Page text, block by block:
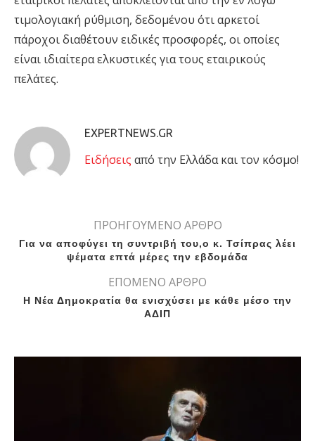
τιμολογιακή ρύθμιση, δεδομένου ότι αρκετοί
πάροχοι διαθέτουν ειδικές προσφορές, οι οποίες
είναι ιδιαίτερα ελκυστικές για τους εταιρικούς
πελάτες.
EXPERTNEWS.GR
Eιδήσεις από την Ελλάδα και τον κόσμο!
ΠΡΟΗΓΟΥΜΕΝΟ ΑΡΘΡΟ
Για να αποφύγει τη συντριβή του,ο κ. Τσίπρας λέει
ψέματα επτά μέρες την εβδομάδα
ΕΠΟΜΕΝΟ ΑΡΘΡΟ
Η Νέα Δημοκρατία θα ενισχύσει με κάθε μέσο την
ΑΔΙΠ